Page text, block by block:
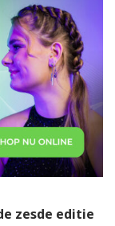
zesde editie